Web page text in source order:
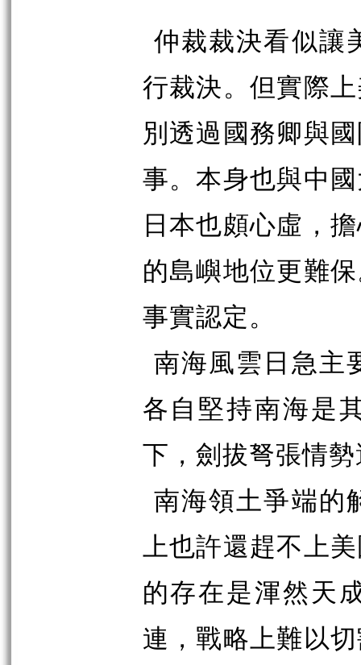
仲裁裁決看似讓
行裁決。但實際
別透過國務卿與
事。本身也與中
日本也頗心虛，
的島嶼地位更難
事實認定。
南海風雲日急主
各自堅持南海是
下，劍拔弩張情
南海領土爭端的
上也許還趕不上
的存在是渾然天
連，戰略上難以